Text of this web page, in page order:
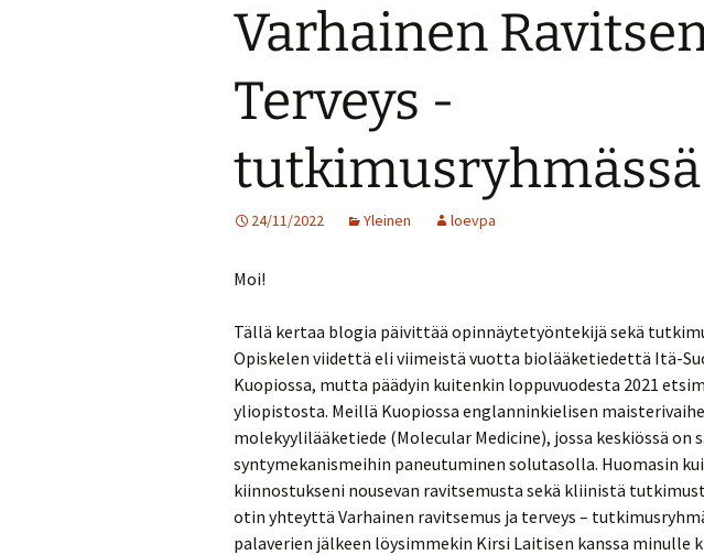
Varhainen
Terveys -
tutkimusryhmässä
24/11/2022 Yleinen loevpa
Moi!
Tällä kertaa blogia päivittää opinnäytetyöntekijä sekä
Opiskelen viidettä eli viimeistä vuotta biolääketiedettä Itä-
Kuopiossa, mutta päädyin kuitenkin loppuvuodesta 2021
yliopistosta. Meillä Kuopiossa englanninkielisen
molekyylilääketiede (Molecular Medicine), jossa keskiössä on
syntymekanismeihin paneutuminen solutasolla. Huomasin
kiinnostukseni nousevan ravitsemusta sekä kliinistä
otin yhteyttä Varhainen ravitsemus ja terveys –
palaverien jälkeen löysimmekin Kirsi Laitisen kanssa minulle